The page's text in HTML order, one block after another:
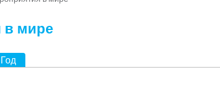
в мире
Год